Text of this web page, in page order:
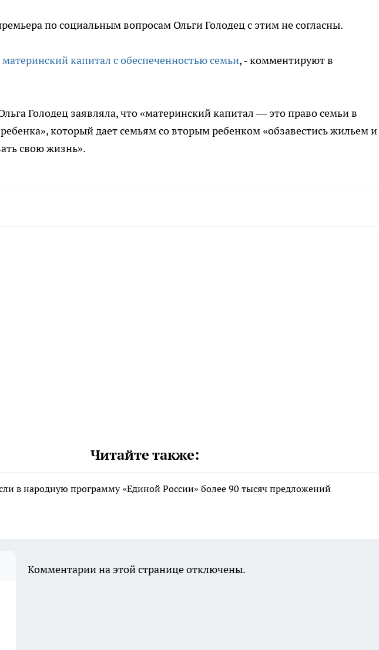
по социальным вопросам Ольги Голодец с этим не согласны.
материнский капитал с обеспеченностью семьи, - комментируют в
Голодец заявляла, что «материнский капитал — это право семьи в
который дает семьям со вторым ребенком «обзавестись жильем и
свою жизнь».
Читайте также:
в народную программу «Единой России» более 90 тысяч предложений
Комментарии на этой странице отключены.